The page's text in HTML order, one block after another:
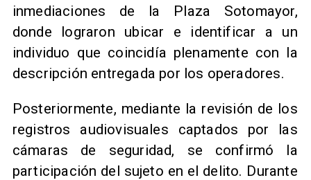
inmediaciones de la Plaza Sotomayor,
donde lograron ubicar e identificar a un
individuo que coincidía plenamente con la
descripción entregada por los operadores.
Posteriormente, mediante la revisión de los
registros audiovisuales captados por las
cámaras de seguridad, se confirmó la
participación del sujeto en el delito. Durante